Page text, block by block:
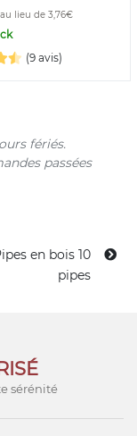
au lieu de 3,76€
(9 avis)
fériés.
passées
en bois 10
pipes
sérénité